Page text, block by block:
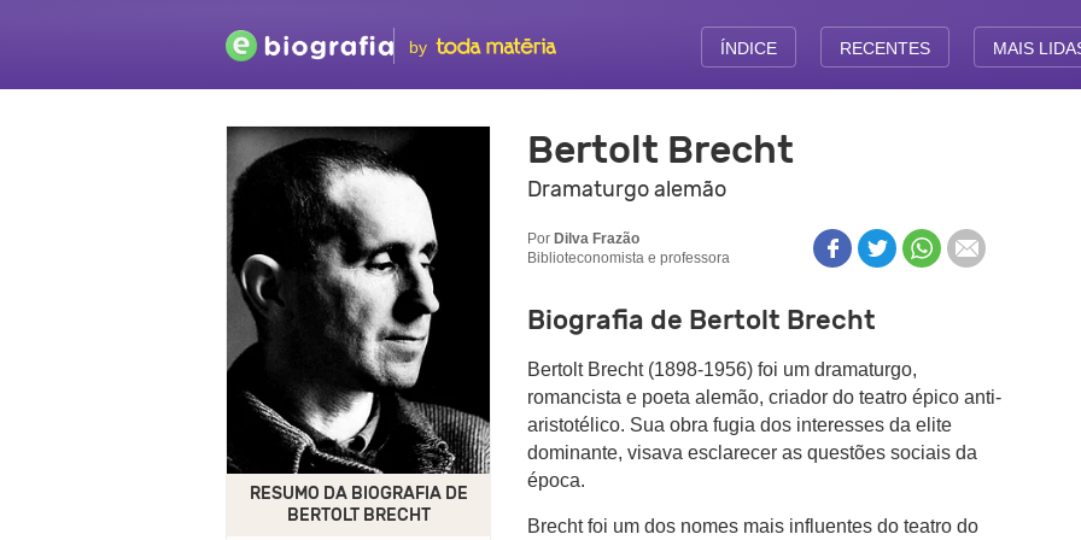
by ÍNDICE RECENTES MAIS
Bertolt Brecht
Dramaturgo alemão
Por Dilva Frazão
Biblioteconomista e professora
Biografia de Bertolt Brecht
Bertolt Brecht (1898-1956) foi um dramaturgo,
romancista e poeta alemão, criador do teatro épico anti-
aristotélico. Sua obra fugia dos interesses da elite
dominante, visava esclarecer as questões sociais da
época.
Brecht foi um dos nomes mais influentes do teatro do
RESUMO DA BIOGRAFIA DE
BERTOLT BRECHT